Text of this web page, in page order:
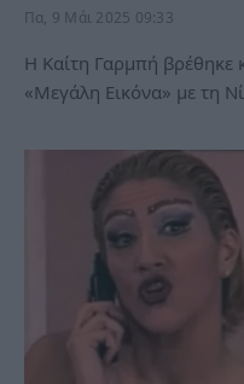
Πα, 9 Μάι 2025 09:33
Η Καίτη Γαρμπή βρέθηκε
«Μεγάλη Εικόνα» με τη